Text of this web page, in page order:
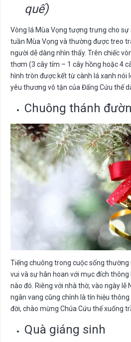
quế)
Vòng lá Mùa Vọng tượng trưng cho
tuần Mùa Vọng và thường được treo
người dễ dàng nhìn thấy. Trên chiếc
thơm (3 cây tím – 1 cây hồng hoặc 4
hình tròn được kết từ cành lá xanh nói
yêu thương vô tận của Đấng Cứu thế
Chuông thánh
Tiếng chuông trong cuộc sống
vui và sự hân hoan với mục đích
nào đó. Riêng với nhà thờ, vào ngày lễ
ngân vang cũng chính là tín hiệu
đời, chào mừng Chúa Cứu thế xuống
Quà giáng sinh